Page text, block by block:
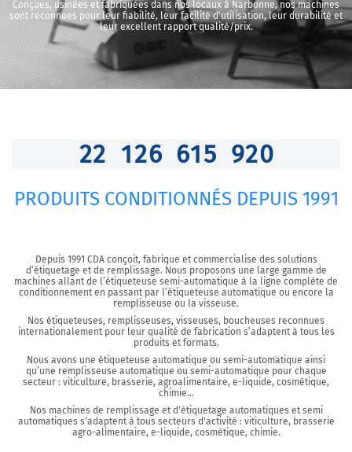
Conçues, usinées et fabriquées dans nos locaux à Narbonne, nos machines
sont reconnues pour leur fiabilité, leur facilité d'utilisation, leur durabilité et
leur excellent rapport qualité/prix.
22 126 615 952
PRODUITS CONDITIONNÉS DEPUIS 1991
Depuis 1991 CDA conçoit, fabrique et commercialise des solutions
d’étiquetage et de remplissage. Nous proposons une large gamme de
machines allant de l’étiqueteuse semi-automatique à la ligne complète de
conditionnement en passant par l’étiqueteuse automatique ou encore la
remplisseuse ou la visseuse.
Nos étiqueteuses, remplisseuses, visseuses, boucheuses reconnues
internationalement pour leur qualité de fabrication s’adaptent à tous les
produits et formats.
Nous avons une étiqueteuse automatique ou semi-automatique ainsi
qu’une remplisseuse automatique ou semi-automatique pour chaque
secteur : viticulture, brasserie, agroalimentaire, e-liquide, cosmétique,
chimie…
Nos machines de remplissage et d'étiquetage automatiques et semi
automatiques s'adaptent à tous secteurs d'activité : viticulture, brasserie
agro-alimentaire, e-liquide, cosmétique, chimie.